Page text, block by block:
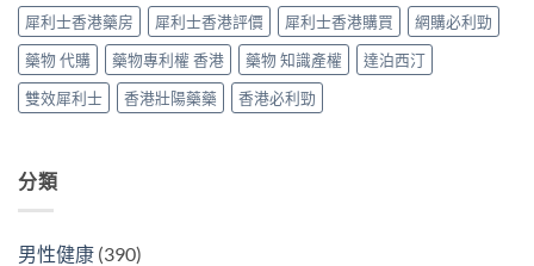
比
（2026
更
新）〉
中
犀利士香港藥房
犀利士香港評價 犀利士香港購買
網購必利勁
藥物 代購
藥物專利權 香港 藥物 知識產權
達泊西汀
雙效犀利士
香港壯陽藥藥 香港必利勁
分類
男性健康 (390)